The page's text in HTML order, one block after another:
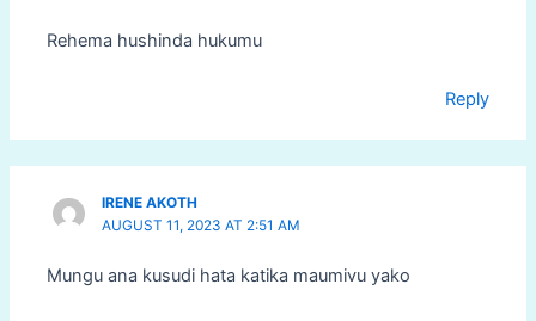
Rehema hushinda hukumu
Reply
IRENE AKOTH
AUGUST 11, 2023 AT 2:51 AM
Mungu ana kusudi hata katika maumivu yako